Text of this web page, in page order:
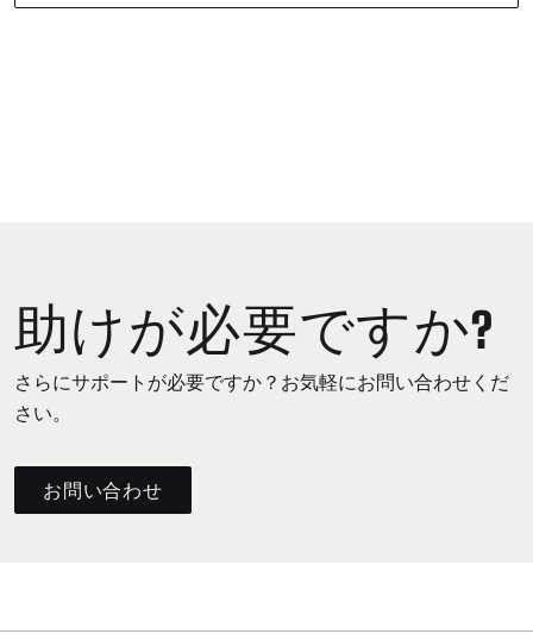
助けが必要ですか?
さらにサポートが必要ですか？お気軽にお問い合わせくだ
さい。
お問い合わせ